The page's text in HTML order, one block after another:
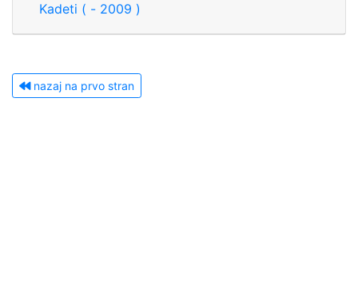
Kadeti ( - 2009 )
nazaj na prvo stran